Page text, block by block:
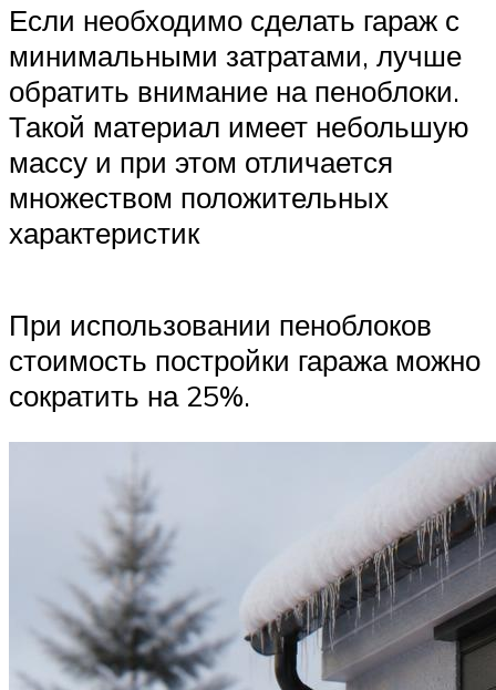
Если необходимо сделать гараж с
минимальными затратами, лучше
обратить внимание на пеноблоки.
Такой материал имеет небольшую
массу и при этом отличается
множеством положительных
характеристик
При использовании пеноблоков
стоимость постройки гаража можно
сократить на 25%.